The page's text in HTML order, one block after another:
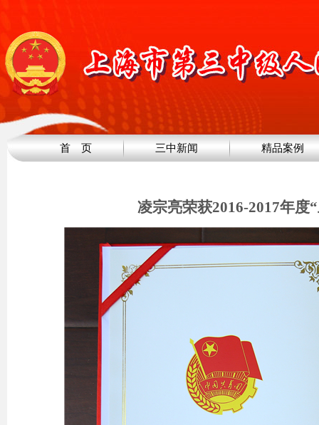
首 页 三中新闻 精品案例
凌宗亮荣获2016-2017年度